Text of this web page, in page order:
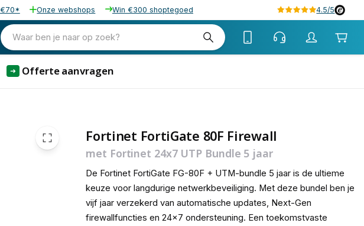
€70* Onze webshops Win €300 shoptegoed 4.5/5
Waar ben je naar op zoek?
➜ Offerte aanvragen
Fortinet FortiGate 80F Firewall
met Fortinet 24x7 UTP Bundle 5 jaar
De Fortinet FortiGate FG-80F + UTM-bundle 5 jaar is de ultieme
keuze voor langdurige netwerkbeveiliging. Met deze bundel ben je
vijf jaar verzekerd van automatische updates, Next-Gen
firewallfuncties en 24×7 ondersteuning. Een toekomstvaste
€ 2.668,73